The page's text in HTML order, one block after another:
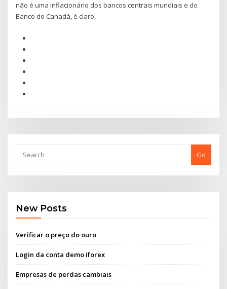
não é uma inflacionário dos bancos centrais mundiais e do
Banco do Canadá, é claro,
Go
New Posts
Verificar o preço do ouro
Login da conta demo iforex
Empresas de perdas cambiais